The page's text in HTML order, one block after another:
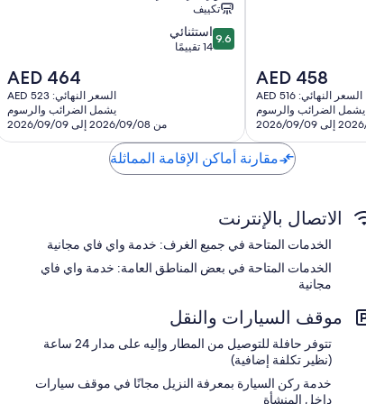
السعر
الحالي
هو
AED
458
AED 458
السعر النهائي: AED 516
يشمل الضرائب والرسوم
تكييف
9.6
من
9.6 استثنائي
14 تقييمًا
السعر
الحالي
هو
AED
464
AED 464
السعر النهائي: AED 523
يشمل الضرائب والرسوم
من 2026/09/08 إلى 2026/09/09
مقارنة أماكن الإقامة المماثلة
الاتصال بالإنترنت
الخدمات المتاحة في جميع الغرف: خدمة واي فاي مجانية
الخدمات المتاحة في بعض المناطق العامة: خدمة واي فاي
مجانية
موقف السيارات والنقل
تتوفر حافلة للتوصيل من المطار وإليه على مدار 24 ساعة
(نظير تكلفة إضافية)
خدمة ركن السيارة بمعرفة النزيل مجانًا في موقف سيارات
داخل المنشأة